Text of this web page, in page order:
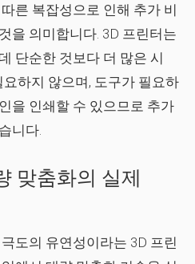
른 복잡성으로 인해 추가 비
을 의미합니다. 3D 프린터는
단순한 것보다 더 많은 시
하지 않으며, 도구가 필요하
을 인쇄할 수 있으므로 추가
니다.
맞춤화의 실제
도의 유연성이라는 3D 프린